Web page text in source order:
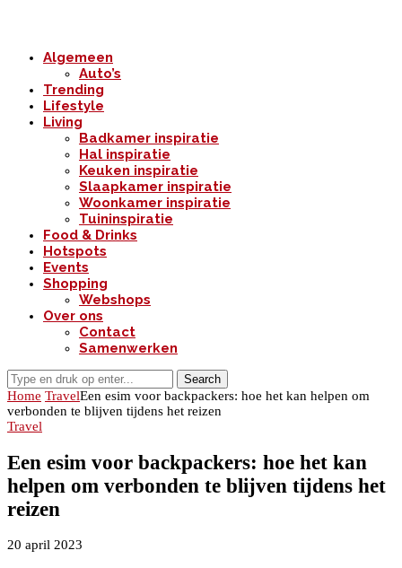
Algemeen
Auto’s
Trending
Lifestyle
Living
Badkamer inspiratie
Hal inspiratie
Keuken inspiratie
Slaapkamer inspiratie
Woonkamer inspiratie
Tuininspiratie
Food & Drinks
Hotspots
Events
Shopping
Webshops
Over ons
Contact
Samenwerken
Search
Home TravelEen esim voor backpackers: hoe het kan helpen om
verbonden te blijven tijdens het reizen
Travel
Een esim voor backpackers: hoe het kan
helpen om verbonden te blijven tijdens het
reizen
20 april 2023